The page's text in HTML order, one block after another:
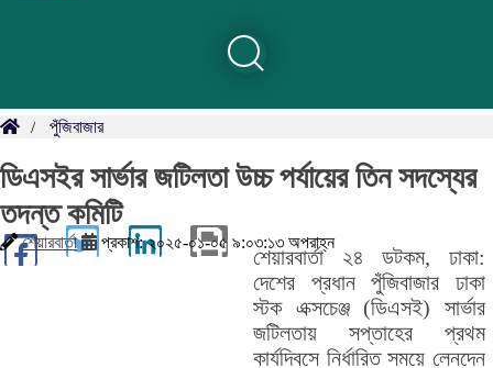
পুঁজিবাজার
ডিএসইর সার্ভার জটিলতা উচ্চ পর্যায়ের তিন সদস্যের
তদন্ত কমিটি
শেয়ারবার্তা প্রকাশ: ২০২৫-০১-০৫ ৯:০৩:১৩ অপরাহ্ন
শেয়ারবার্তা ২৪ ডটকম, ঢাকা:
দেশের প্রধান পুঁজিবাজার ঢাকা
স্টক এক্সচেঞ্জ (ডিএসই) সার্ভার
জটিলতায় সপ্তাহের প্রথম
কার্যদিবসে নির্ধারিত সময়ে লেনদেন